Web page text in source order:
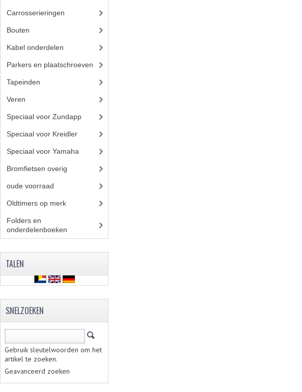
Carrosserieringen
Bouten
Kabel onderdelen
Parkers en plaatschroeven
Tapeinden
Veren
Speciaal voor Zundapp
Speciaal voor Kreidler
Speciaal voor Yamaha
Bromfietsen overig
oude voorraad
Oldtimers op merk
Folders en
onderdelenboeken
TALEN
SNELZOEKEN
Gebruik sleutelwoorden om het
artikel te zoeken.
Geavanceerd zoeken